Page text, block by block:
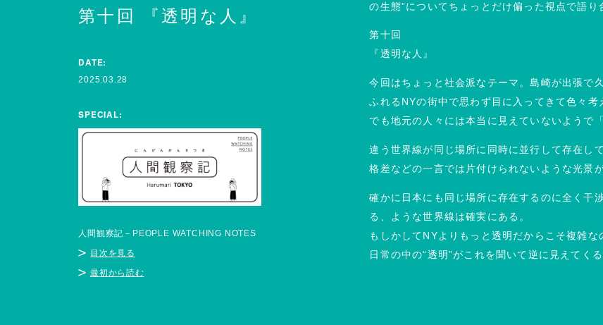
第十回 『透明な人』
DATE:
2025.03.28
SPECIAL:
人間観察記－PEOPLE WATCHING NOTES
目次を見る
最初から読む
の生態”についてちょっとだけ偏った視点で語り
第十回
『透明な人』
今回はちょっと社会派なテーマ。島崎が出張で
ふれるNYの街中で思わず目に入ってきて色々
でも地元の人々には本当に見えていないようで
違う世界線が同じ場所に同時に並行して存在し
格差などの一言では片付けられないような光景
確かに日本にも同じ場所に存在するのに全く
る、ような世界線は確実にある。
もしかしてNYよりもっと透明だからこそ複雑
日常の中の“透明”がこれを聞いて逆に見えてく